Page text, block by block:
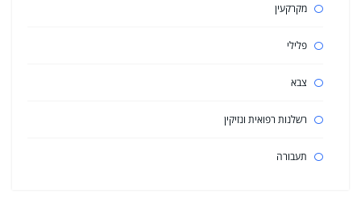
מקרקעין
פלילי
צבא
רשלנות רפואית ונזיקין
תעבורה